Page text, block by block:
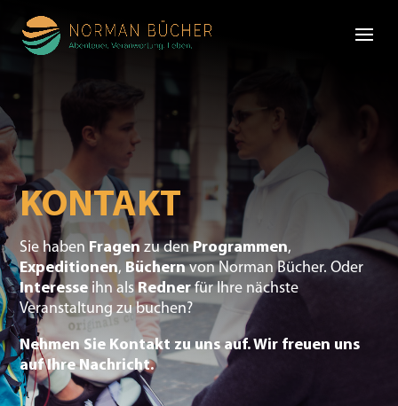
KONTAKT
Sie haben Fragen zu denProgrammen,
Expeditionen, Büchernvon Norman Bücher. Oder
Interesse ihn alsRednerfür Ihre nächste
Veranstaltung zu buchen?
Nehmen Sie Kontakt zu uns auf. Wir freuen uns
auf Ihre Nachricht.